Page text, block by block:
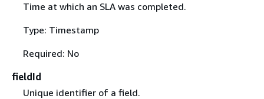
Time at which an SLA was completed.
Type: Timestamp
Required: No
fieldId
Unique identifier of a field.